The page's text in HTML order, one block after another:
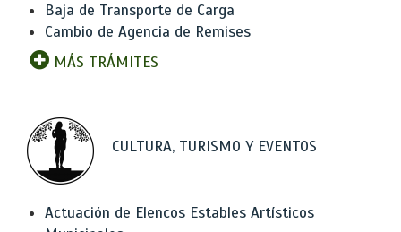
Baja de Transporte de Carga
Cambio de Agencia de Remises
MÁS TRÁMITES
CULTURA, TURISMO Y EVENTOS
Actuación de Elencos Estables Artísticos